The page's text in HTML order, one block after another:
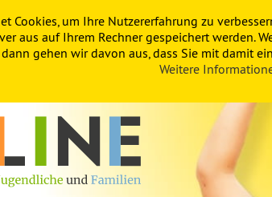
Cookies, um Ihre Nutzererfahrung zu
aus auf Ihrem Rechner gespeichert werden.
gehen wir davon aus, dass Sie mit damit
Weitere